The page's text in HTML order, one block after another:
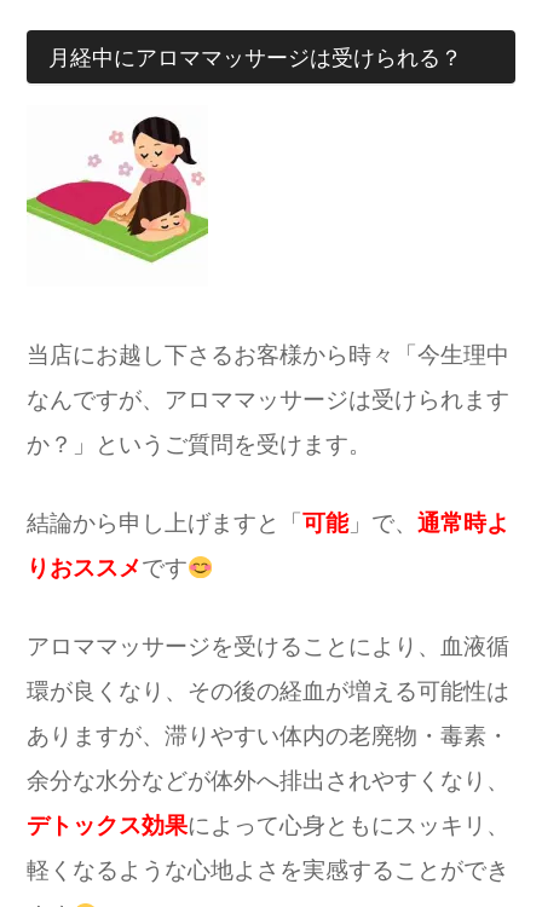
月経中にアロママッサージは受けられる？
当店にお越し下さるお客様から時々「今生理中
なんですが、アロママッサージは受けられます
か？」というご質問を受けます。
結論から申し上げますと「 可能」で、 通常時よ
りおススメです
アロママッサージを受けることにより、血液循
環が良くなり、その後の経血が増える可能性は
ありますが、滞りやすい体内の老廃物・毒素・
余分な水分などが体外へ排出されやすくなり、
デトックス効果によって心身ともにスッキリ、
軽くなるような心地よさを実感することができ